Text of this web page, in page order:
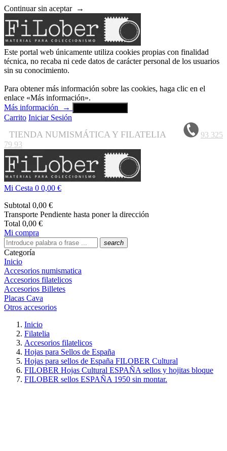
Continuar sin aceptar →
Este portal web únicamente utiliza cookies propias con finalidad
técnica, no recaba ni cede datos de carácter personal de los usuarios
sin su conocimiento.
Para obtener más información sobre las cookies, haga clic en el
enlace «Más información».
Más información
→
Carrito Iniciar Sesión
TIENDA NUMISMÁTICA Y FILATELIA
93 325
79 93
Mi Cesta 0 0,00 €
Subtotal 0,00 €
Transporte Pendiente hasta poner la dirección
Total 0,00 €
Mi compra
search
Categoría
Inicio
Accesorios numismatica
Accesorios filatelicos
Accesorios Billetes
Placas Cava
Otros accesorios
Inicio
Filatelia
Accesorios filatelicos
Hojas para Sellos de España
Hojas para sellos de España FILOBER Cultural
FILOBER Hojas Cultural ESPAÑA sellos y hojitas bloque
FILOBER sellos ESPAÑA 1950 sin montar.